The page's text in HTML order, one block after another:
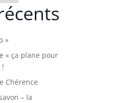
»
« ça plane pour
!
Chérence
– la